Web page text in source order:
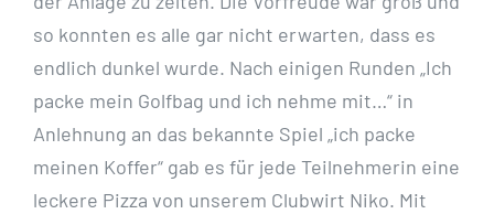
so konnten es alle gar nicht erwarten, dass es
endlich dunkel wurde. Nach einigen Runden „Ich
packe mein Golfbag und ich nehme mit…“ in
Anlehnung an das bekannte Spiel „ich packe
meinen Koffer“ gab es für jede Teilnehmerin eine
leckere Pizza von unserem Clubwirt Niko. Mit